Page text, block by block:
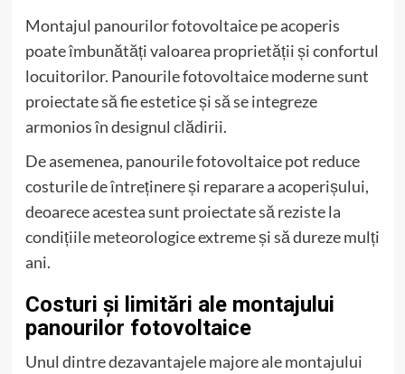
Montajul panourilor fotovoltaice pe acoperis
poate îmbunătăți valoarea proprietății și confortul
locuitorilor. Panourile fotovoltaice moderne sunt
proiectate să fie estetice și să se integreze
armonios în designul clădirii.
De asemenea, panourile fotovoltaice pot reduce
costurile de întreținere și reparare a acoperișului,
deoarece acestea sunt proiectate să reziste la
condițiile meteorologice extreme și să dureze mulți
ani.
Costuri și limitări ale montajului
panourilor fotovoltaice
Unul dintre dezavantajele majore ale montajului